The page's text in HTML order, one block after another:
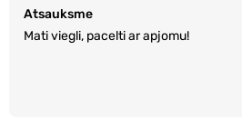
Atsauksme
Mati viegli, pacelti ar apjomu!